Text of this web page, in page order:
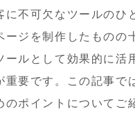
不可欠なツールのひ
ジを制作したものの
ルとして効果的に活
要です。この記事で
ポイントについてご